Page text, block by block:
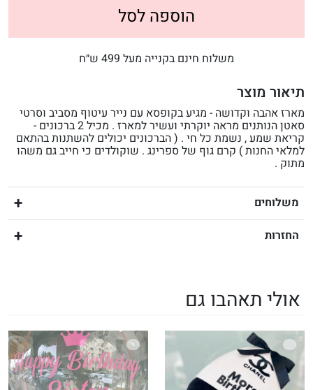
הוספה לסל
משלוח חינם בקנייה מעל 499 ש״ח
תיאור מוצר
מארז אהבה וקדושה - מגיע בקופסא עם נייר עיטוף מסביב וסרטי
סאטן הנותנים מראה יוקרתי ועשיר למארז . מכיל 2 ברכונים -
קריאת שמע , נשמת כל חי . ( הברכונים יכולים להשתנות בהתאם
למלאי החנות ) קרם גוף של ספרינג . שוקולדים כי חייב גם משהו
מתוק .
משלוחים
החזרות
אולי תאהבו גם